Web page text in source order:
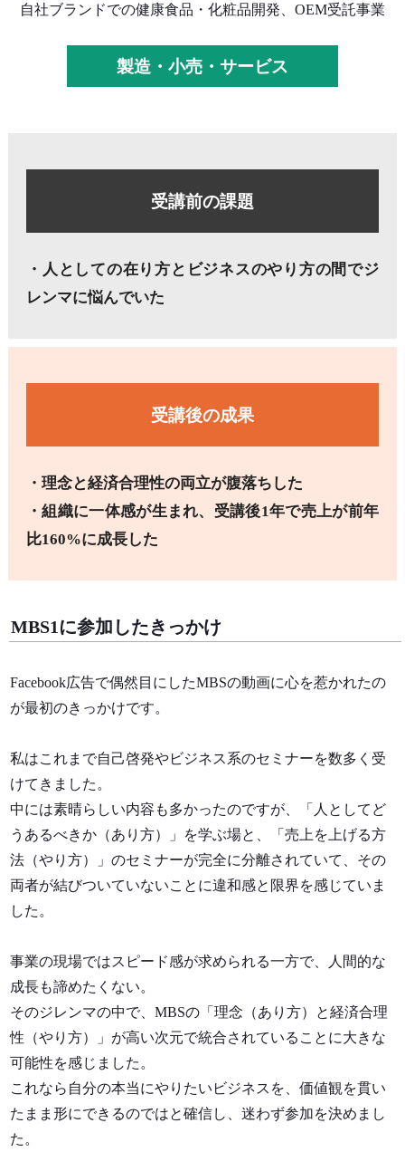
自社ブランドでの健康食品・化粧品開発、OEM受託事業
製造・小売・サービス
受講前の課題
・人としての在り方とビジネスのやり方の間でジ
レンマに悩んでいた
受講後の成果
・理念と経済合理性の両立が腹落ちした
・組織に一体感が生まれ、受講後1年で売上が前年
比160%に成長した
MBS1に参加したきっかけ
Facebook広告で偶然目にしたMBSの動画に心を惹かれたの
が最初のきっかけです。
私はこれまで自己啓発やビジネス系のセミナーを数多く受
けてきました。
中には素晴らしい内容も多かったのですが、「人としてど
うあるべきか（あり方）」を学ぶ場と、「売上を上げる方
法（やり方）」のセミナーが完全に分離されていて、その
両者が結びついていないことに違和感と限界を感じていま
した。
事業の現場ではスピード感が求められる一方で、人間的な
成長も諦めたくない。
そのジレンマの中で、MBSの「理念（あり方）と経済合理
性（やり方）」が高い次元で統合されていることに大きな
可能性を感じました。
これなら自分の本当にやりたいビジネスを、価値観を貫い
たまま形にできるのではと確信し、迷わず参加を決めまし
た。